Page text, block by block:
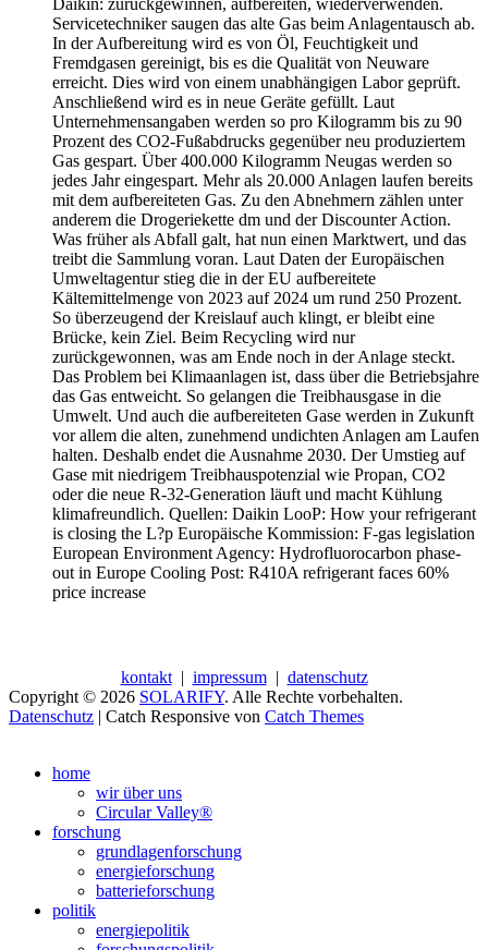
Servicetechniker saugen das alte Gas beim Anlagentausch ab.
In der Aufbereitung wird es von Öl, Feuchtigkeit und
Fremdgasen gereinigt, bis es die Qualität von Neuware
erreicht. Dies wird von einem unabhängigen Labor geprüft.
Anschließend wird es in neue Geräte gefüllt. Laut
Unternehmensangaben werden so pro Kilogramm bis zu 90
Prozent des CO2-Fußabdrucks gegenüber neu produziertem
Gas gespart. Über 400.000 Kilogramm Neugas werden so
jedes Jahr eingespart. Mehr als 20.000 Anlagen laufen bereits
mit dem aufbereiteten Gas. Zu den Abnehmern zählen unter
anderem die Drogeriekette dm und der Discounter Action.
Was früher als Abfall galt, hat nun einen Marktwert, und das
treibt die Sammlung voran. Laut Daten der Europäischen
Umweltagentur stieg die in der EU aufbereitete
Kältemittelmenge von 2023 auf 2024 um rund 250 Prozent.
So überzeugend der Kreislauf auch klingt, er bleibt eine
Brücke, kein Ziel. Beim Recycling wird nur
zurückgewonnen, was am Ende noch in der Anlage steckt.
Das Problem bei Klimaanlagen ist, dass über die Betriebsjahre
das Gas entweicht. So gelangen die Treibhausgase in die
Umwelt. Und auch die aufbereiteten Gase werden in Zukunft
vor allem die alten, zunehmend undichten Anlagen am Laufen
halten. Deshalb endet die Ausnahme 2030. Der Umstieg auf
Gase mit niedrigem Treibhauspotenzial wie Propan, CO2
oder die neue R-32-Generation läuft und macht Kühlung
klimafreundlich. Quellen: Daikin LooP: How your refrigerant
is closing the L?p Europäische Kommission: F-gas legislation
European Environment Agency: Hydrofluorocarbon phase-
out in Europe Cooling Post: R410A refrigerant faces 60%
price increase
kontakt| impressum| datenschutz
Copyright © 2026 SOLARIFY. Alle Rechte vorbehalten.
Datenschutz | Catch Responsive von Catch Themes
oben
scrollen
home
wir über uns
Circular Valley®
forschung
grundlagenforschung
energieforschung
batterieforschung
politik
energiepolitik